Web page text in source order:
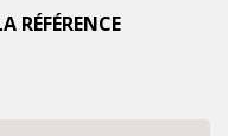
RÉFÉRENCE